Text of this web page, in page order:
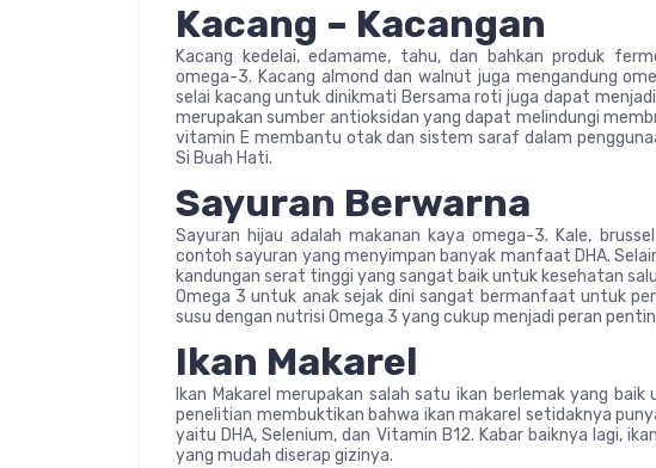
Kacang – Kacangan
Kacang kedelai, edamame, tahu, dan bahkan produk
omega-3. Kacang almond dan walnut juga mengandung
selai kacang untuk dinikmati Bersama roti juga dapat
merupakan sumber antioksidan yang dapat melindungi
vitamin E membantu otak dan sistem saraf dalam
Si Buah Hati.
Sayuran Berwarna
Sayuran hijau adalah makanan kaya omega-3. Kale,
contoh sayuran yang menyimpan banyak manfaat DHA.
kandungan serat tinggi yang sangat baik untuk kesehatan
Omega 3 untuk anak sejak dini sangat bermanfaat untuk
susu dengan nutrisi Omega 3 yang cukup menjadi peran
Ikan Makarel
Ikan Makarel merupakan salah satu ikan berlemak yang
penelitian membuktikan bahwa ikan makarel setidaknya
yaitu DHA, Selenium, dan Vitamin B12. Kabar baiknya lagi,
yang mudah diserap gizinya.